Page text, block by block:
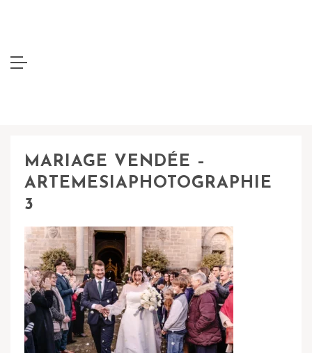
MARIAGE VENDÉE –
ARTEMESIAPHOTOGRAPHIE
3